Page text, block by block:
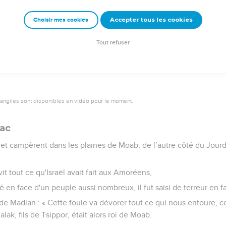
N’aie pas peur de lui, car je le livre entre tes mains ainsi que
tu as traité Sihon, le roi des Amoréens qui habitait à
fils et tout son peuple, sans laisser un seul survivant, et ils
sont disponibles en vidéo pour le moment.
campèrent dans les plaines de Moab, de l’autre côté du
tout ce qu'Israël avait fait aux Amoréens,
en face d'un peuple aussi nombreux, il fut saisi de terreur en
Madian : « Cette foule va dévorer tout ce qui nous entoure,
fils de Tsippor, était alors roi de Moab.
Choisir mes cookies Accepter tous les cookies
Tout refuser